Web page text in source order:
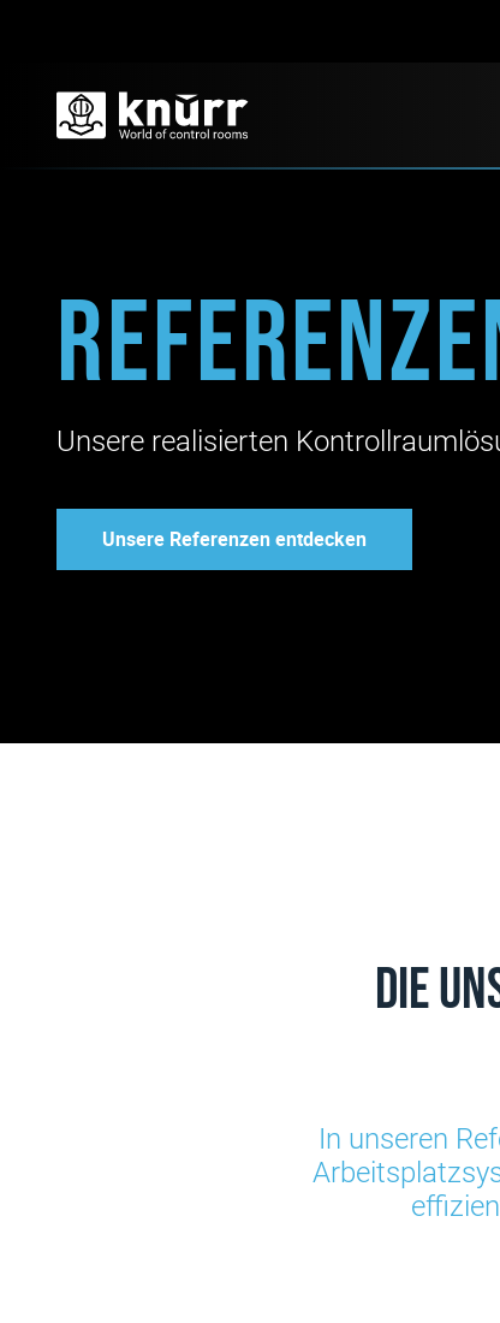
Unsere realisierten
Unsere Referenzen entdecken
die
In unseren